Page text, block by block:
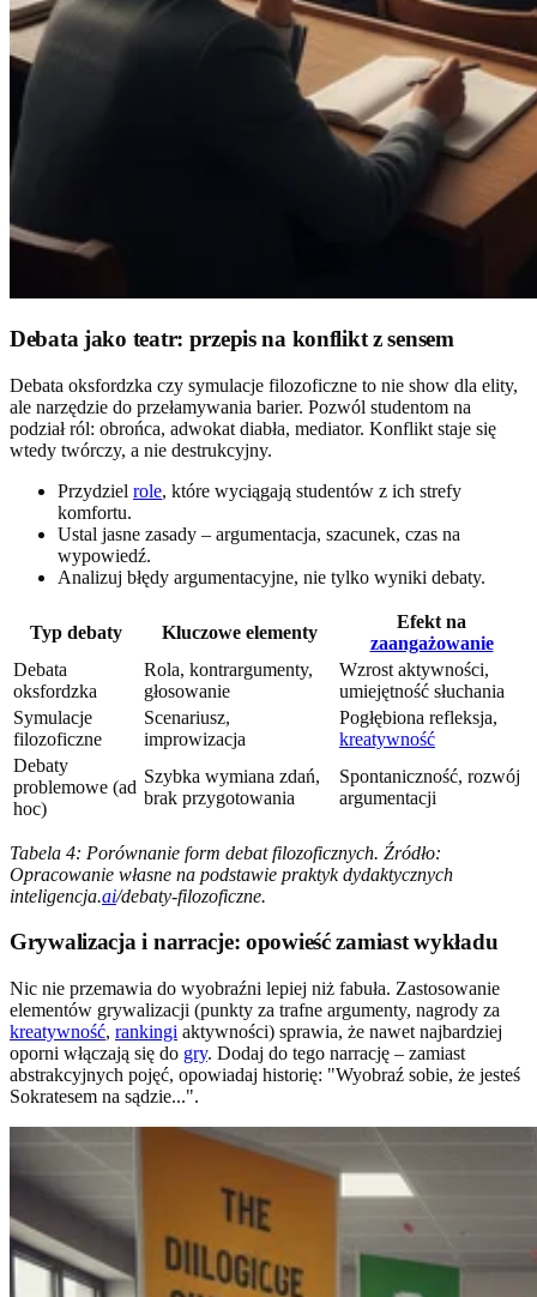
Debata jako teatr: przepis na konflikt z sensem
Debata oksfordzka czy symulacje filozoficzne to nie show dla elity,
ale narzędzie do przełamywania barier. Pozwól studentom na
podział ról: obrońca, adwokat diabła, mediator. Konflikt staje się
wtedy twórczy, a nie destrukcyjny.
Przydziel role, które wyciągają studentów z ich strefy
komfortu.
Ustal jasne zasady – argumentacja, szacunek, czas na
wypowiedź.
Analizuj błędy argumentacyjne, nie tylko wyniki debaty.
Typ debaty Kluczowe elementy
Efekt na
zaangażowanie
Debata
oksfordzka
Rola, kontrargumenty,
głosowanie
Wzrost aktywności,
umiejętność słuchania
Symulacje
filozoficzne
Scenariusz,
improwizacja
Pogłębiona refleksja,
kreatywność
Debaty
problemowe (ad
hoc)
Szybka wymiana zdań,
brak przygotowania
Spontaniczność, rozwój
argumentacji
Tabela 4: Porównanie form debat filozoficznych. Źródło:
Opracowanie własne na podstawie praktyk dydaktycznych
inteligencja.ai/debaty-filozoficzne.
Grywalizacja i narracje: opowieść zamiast wykładu
Nic nie przemawia do wyobraźni lepiej niż fabuła. Zastosowanie
elementów grywalizacji (punkty za trafne argumenty, nagrody za
kreatywność, rankingi aktywności) sprawia, że nawet najbardziej
oporni włączają się do gry. Dodaj do tego narrację – zamiast
abstrakcyjnych pojęć, opowiadaj historię: "Wyobraź sobie, że jesteś
Sokratesem na sądzie...".